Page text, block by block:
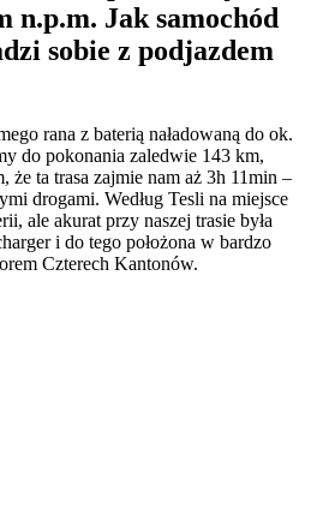
n.p.m. Jak samochód
sobie z podjazdem
rana z baterią naładowaną do ok.
do pokonania zaledwie 143 km,
że ta trasa zajmie nam aż 3h 11min –
drogami. Według Tesli na miejsce
ale akurat przy naszej trasie była
i do tego położona w bardzo
Czterech Kantonów.